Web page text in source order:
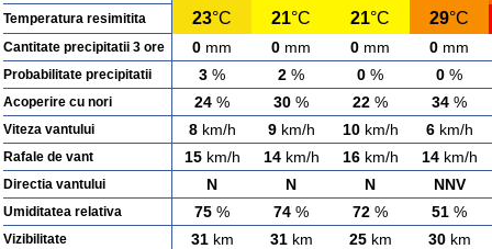
Temperatura resimitita 23°C 21°C 21°C 29°C
Cantitate precipitatii 3 ore 0 mm 0 mm 0 mm 0 mm
Probabilitate precipitatii 3 % 2 % 0 % 0 %
Acoperire cu nori 24 % 30 % 22 % 34 %
Viteza vantului 8km/h 9km/h 10km/h 6km/h
Rafale de vant 15km/h 14km/h 16km/h 14km/h
Directia vantului N N N NNV
Umiditatea relativa 75 % 74 % 72 % 51 %
Vizibilitate 31km 31km 25km 30km